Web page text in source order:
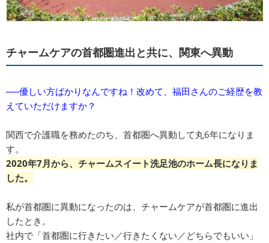
チャームケアの首都圏進出と共に、関東へ異動
──優しい方ばかりなんですね！改めて、福田さんのご経歴を教
えていただけますか？
関西で介護職を務めたのち、首都圏へ異動して丸6年になりま
す。
2020年7月から、チャームスイート洗足池のホーム長になりま
した。
私が首都圏に異動になったのは、チャームケアが首都圏に進出
したとき。
社内で「首都圏に行きたい／行きたくない／どちらでもいい」